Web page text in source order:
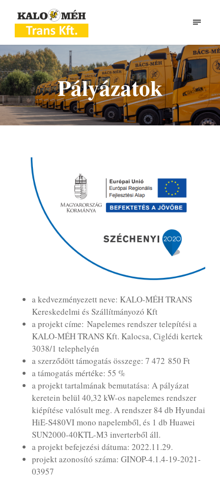
Pályázatok
a kedvezményezett neve: KALO-MÉH TRANS
Kereskedelmi és Szállítmányozó Kft
a projekt címe: Napelemes rendszer telepítési a
KALO-MÉH TRANS Kft. Kalocsa, Ciglédi kertek
3038/1 telephelyén
a szerződött támogatás összege: 7 472 850 Ft
a támogatás mértéke: 55 %
a projekt tartalmának bemutatása: A pályázat
keretein belül 40,32 kW-os napelemes rendszer
kiépítése valósult meg. A rendszer 84 db Hyundai
HiE-S480VI mono napelemből, és 1 db Huawei
SUN2000-40KTL-M3 inverterből áll.
a projekt befejezési dátuma: 2022.11.29.
projekt azonosító száma: GINOP-4.1.4-19-2021-
03957